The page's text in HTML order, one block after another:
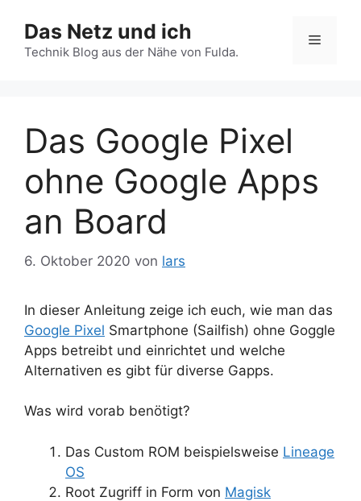
Inhalt
springen
Das Netz und ich
Technik Blog aus der Nähe von Fulda.
Menü
Das Google Pixel
ohne Google Apps
an Board
6. Oktober 2020 von lars
In dieser Anleitung zeige ich euch, wie man das
Google Pixel Smartphone (Sailfish) ohne Goggle
Apps betreibt und einrichtet und welche
Alternativen es gibt für diverse Gapps.
Was wird vorab benötigt?
Das Custom ROM beispielsweise Lineage
OS
Root Zugriff in Form von Magisk